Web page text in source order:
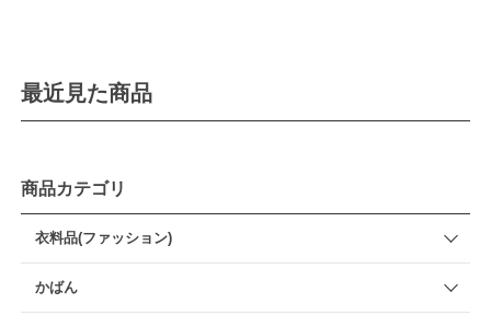
最近見た商品
商品カテゴリ
衣料品(ファッション)
かばん